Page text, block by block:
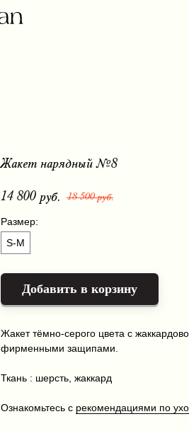
Жакет нарядный №8
14 800 руб. 18 500 руб.
Размер:
S-M
Добавить в корзину
Жакет тёмно-серого цвета с
фирменными защипами.
Ткань : шерсть, жаккард
Ознакомьтесь с рекомендациями по